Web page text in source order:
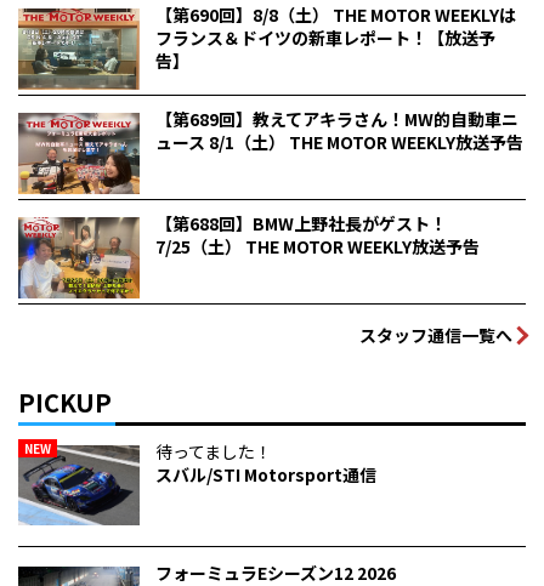
【第690回】8/8（土） THE MOTOR WEEKLYは
フランス＆ドイツの新車レポート！【放送予
告】
【第689回】教えてアキラさん！MW的自動車ニ
ュース 8/1（土） THE MOTOR WEEKLY放送予告
【第688回】BMW上野社長がゲスト！
7/25（土） THE MOTOR WEEKLY放送予告
スタッフ通信一覧へ
PICKUP
NEW
待ってました！
スバル/STI Motorsport通信
フォーミュラEシーズン12 2026